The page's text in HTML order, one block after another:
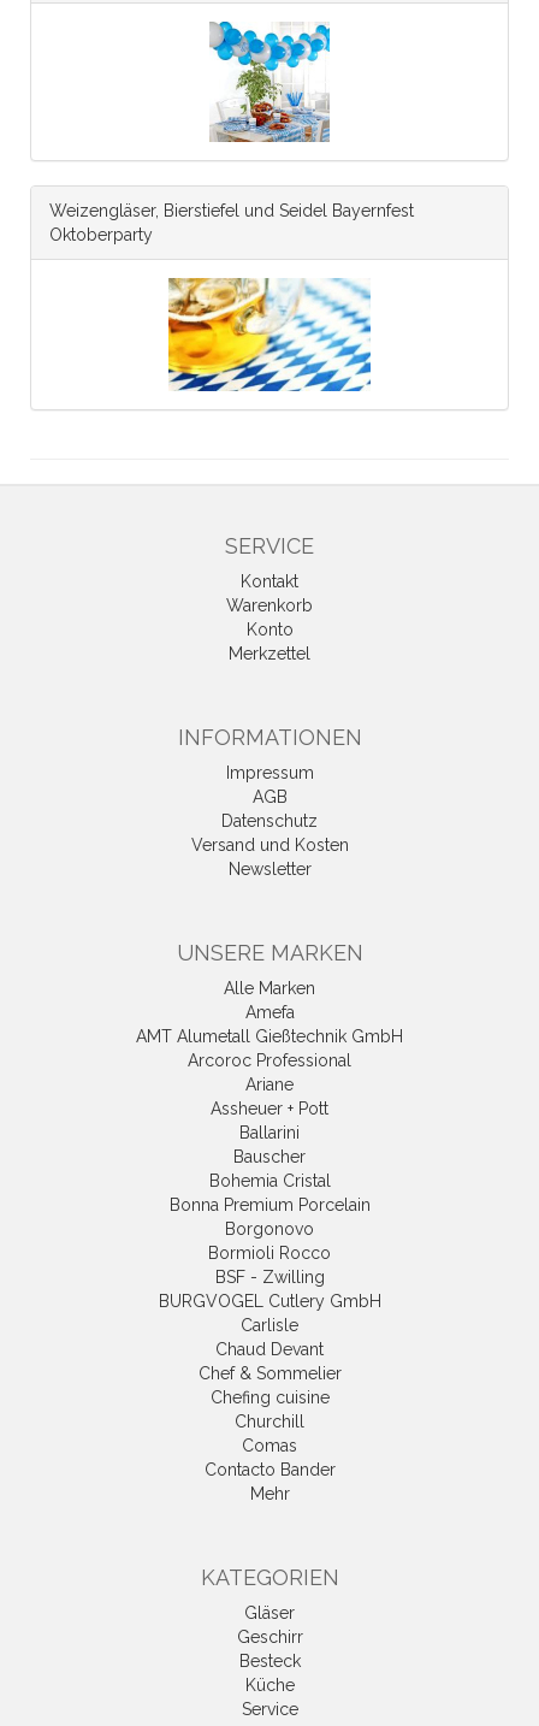
Weizengläser, Bierstiefel und Seidel Bayernfest
Oktoberparty
SERVICE
Kontakt
Warenkorb
Konto
Merkzettel
INFORMATIONEN
Impressum
AGB
Datenschutz
Versand und Kosten
Newsletter
UNSERE MARKEN
Alle Marken
Amefa
AMT Alumetall Gießtechnik GmbH
Arcoroc Professional
Ariane
Assheuer + Pott
Ballarini
Bauscher
Bohemia Cristal
Bonna Premium Porcelain
Borgonovo
Bormioli Rocco
BSF - Zwilling
BURGVOGEL Cutlery GmbH
Carlisle
Chaud Devant
Chef & Sommelier
Chefing cuisine
Churchill
Comas
Contacto Bander
Mehr
KATEGORIEN
Gläser
Geschirr
Besteck
Küche
Service